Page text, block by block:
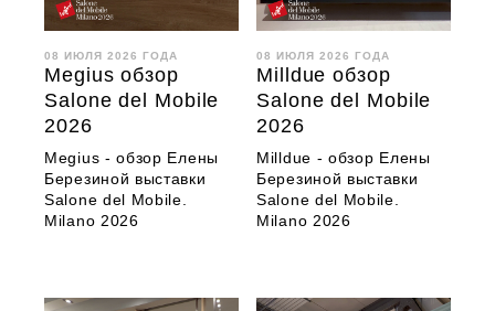
08 ИЮЛЯ 2026 ГОДА
Megius обзор
Salone del Mobile
2026
Megius - обзор Елены
Березиной выставки
Salone del Mobile.
Milano 2026
08 ИЮЛЯ 2026 ГОДА
Milldue обзор
Salone del Mobile
2026
Milldue - обзор Елены
Березиной выставки
Salone del Mobile.
Milano 2026